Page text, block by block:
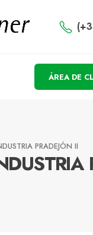
ÁREA DE
PRADEJÓN II